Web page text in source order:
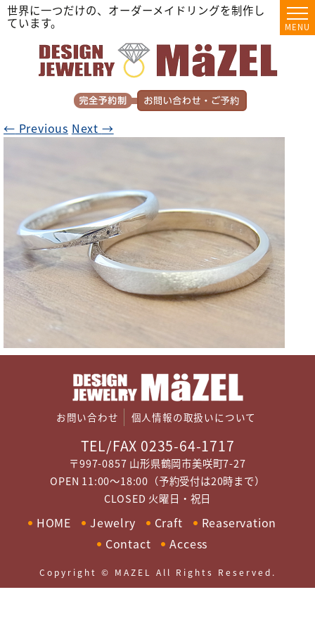
世界に一つだけの、オーダーメイドリングを制作し
ています。
MENU
← Previous Next →
お問い合わせ 個人情報の取扱いについて
TEL/FAX 0235-64-1717
〒997-0857 山形県鶴岡市美咲町7-27
OPEN 11:00～18:00（予約受付は20時まで）
CLOSED 火曜日・祝日
HOME Jewelry Craft
Reaservation
Contact
Access
Copyright © MAZEL All Rights Reserved.